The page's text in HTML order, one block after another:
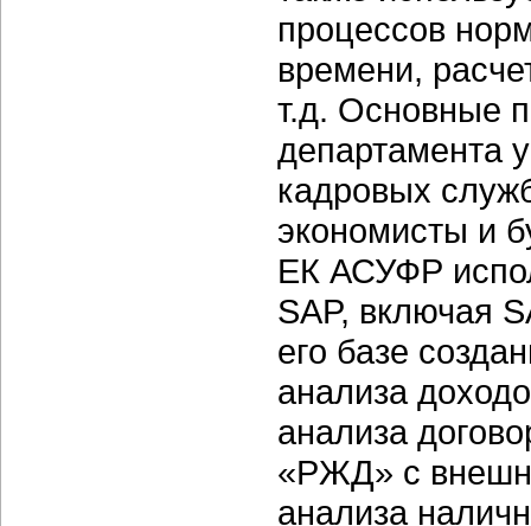
процессов
времени,
т.д. Основные
департамента
кадровых
экономисты и
ЕК АСУФР
SAP, включая
его базе
анализа
анализа
«РЖД» с
анализа